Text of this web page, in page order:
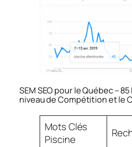
SEM SEO pour le Québec –
niveau de Compétition et le
Mots Clés
Piscine